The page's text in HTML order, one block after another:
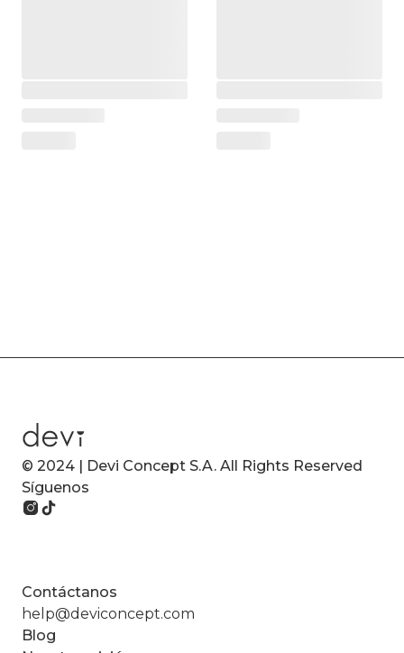
© 2024 | Devi Concept S.A. All Rights Reserved
Síguenos
Contáctanos
help@deviconcept.com
Blog